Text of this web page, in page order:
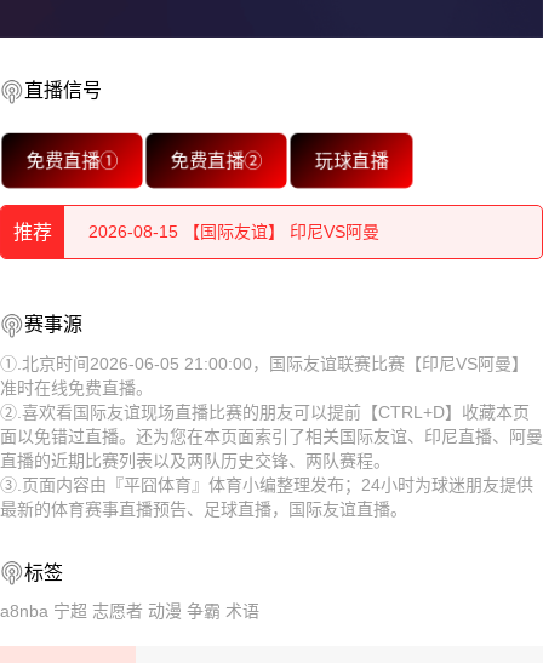
直播信号
免费直播① 免费直播② 玩球直播
推荐
2026-08-15 【国际友谊】 印尼VS阿曼
2026-08-15 【国际友谊】 印尼VS阿曼
2026-08-15 【国际友谊】 印尼VS阿曼
2026-08-15 【国际友谊】 印尼VS阿曼
2026-08-15 【国际友谊】 印尼VS阿曼
2026-08-15 【国际友谊】 印尼VS阿曼
2026-08-15 【国际友谊】 印尼VS阿曼
2026-08-14 【国际友谊】 印尼VS阿曼
2026-08-15 【国际友谊】 印尼VS阿曼
2026-08-15 【国际友谊】 印尼VS阿曼
2026-08-15 【国际友谊】 印尼VS阿曼
2026-08-15 【国际友谊】 印尼VS阿曼
赛事源
①.北京时间2026-06-05 21:00:00，国际友谊联赛比赛【印尼VS阿曼】
准时在线免费直播。
②.喜欢看国际友谊现场直播比赛的朋友可以提前【CTRL+D】收藏本页
面以免错过直播。还为您在本页面索引了相关国际友谊、印尼直播、阿曼
直播的近期比赛列表以及两队历史交锋、两队赛程。
③.页面内容由『平囧体育』体育小编整理发布；24小时为球迷朋友提供
最新的体育赛事直播预告、足球直播，国际友谊直播。
标签
a8nba 宁超 志愿者 动漫 争霸 术语